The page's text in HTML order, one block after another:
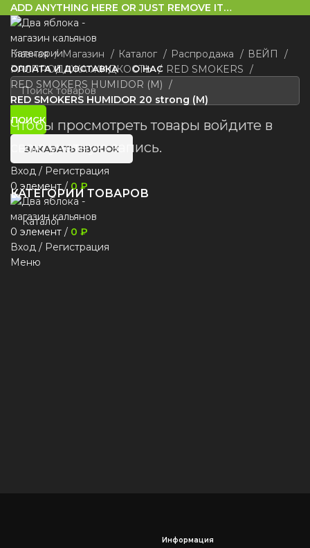
ADD ANYTHING HERE OR JUST REMOVE IT…
Категории
ОПЛАТА И ДОСТАВКА О НАС
ПОИСК
ЗАКАЗАТЬ ЗВОНОК
Вход / Регистрация
0элемент / 0 ₽
0 элемент / 0 ₽
Вход / Регистрация
Меню
Главная Магазин Каталог Распродажа
ВЕЙП
РАСПРОДАЖА ЖИДКОСТЬ
RED SMOKERS
RED SMOKERS HUMIDOR (М)
RED SMOKERS HUMIDOR 20 strong (М)
Чтобы просмотреть товары войдите в
свою учетную запись.
КАТЕГОРИИ ТОВАРОВ
Каталог
Информация